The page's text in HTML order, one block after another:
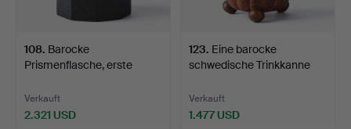
108. Barocke
Prismenflasche, erste
Verkauft
2.321 USD
123. Eine barocke
schwedische Trinkkanne
Verkauft
1.477 USD